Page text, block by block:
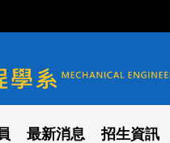
大學 機械工程學系
最新消息 招生資訊